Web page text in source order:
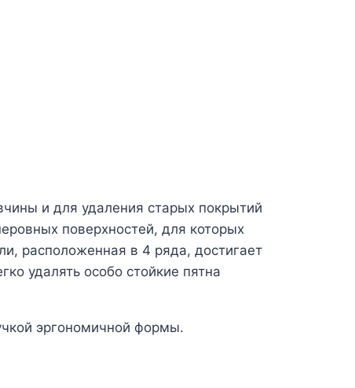
и для удаления старых покрытий
поверхностей, для которых
расположенная в 4 ряда, достигает
удалять особо стойкие пятна
эргономичной формы.